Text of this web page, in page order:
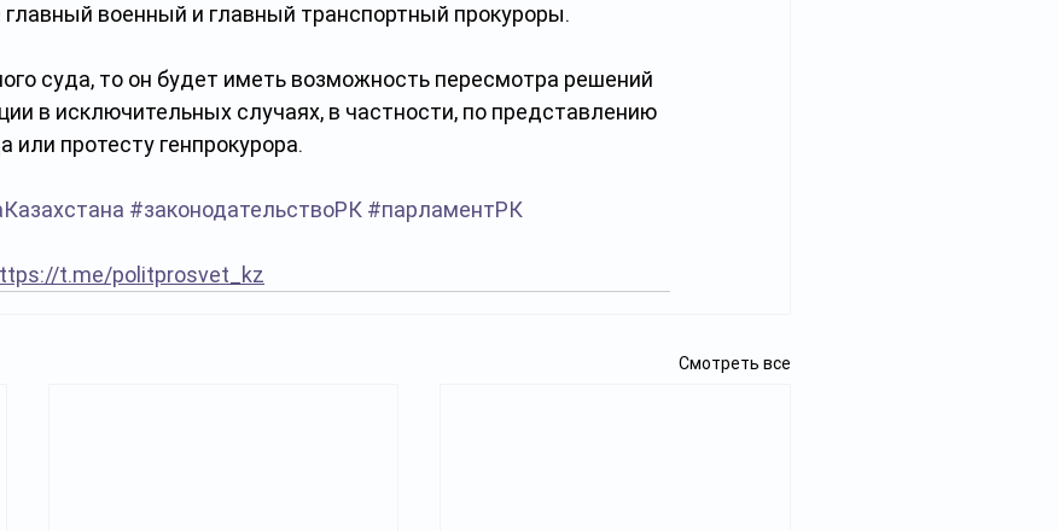
военный и главный транспортный прокуроры.
суда, то он будет иметь возможность пересмотра решений
в исключительных случаях, в частности, по представлению
или протесту генпрокурора.
#законодательствоРК #парламентРК
t.me/politprosvet_kz
Смотреть все